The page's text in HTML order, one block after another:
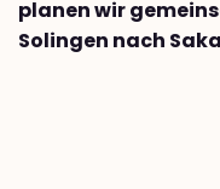
planen wir
Solingen nach